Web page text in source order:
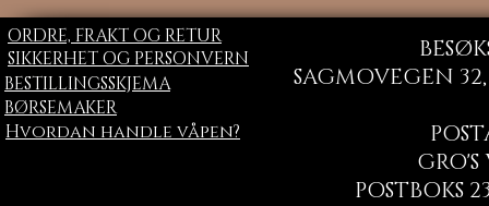
ORDRE, FRAKT OG RETUR
SIKKERHET OG PERSONVERN
BESTILLINGSSKJEMA
BØRSEMAKER
SAGMOVEGEN
GRO'S
POSTBOKS
Hvordan handle våpen?